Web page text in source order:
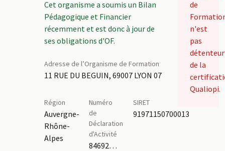
Cet organisme a soumis un Bilan
Pédagogique et Financier
récemment et est donc à jour de
ses obligations d'OF.
Adresse de l’Organisme de Formation
11 RUE DU BEGUIN, 69007 LYON 07
Région
Auvergne-
Rhône-
Alpes
Numéro
de
Déclaration
d'Activité
84692184469
SIRET
91971150700013
de
n'est
pas
détenteur
de la
Qualiopi.